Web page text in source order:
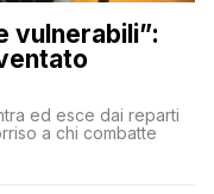
vulnerabili”:
ed esce dai reparti
a chi combatte